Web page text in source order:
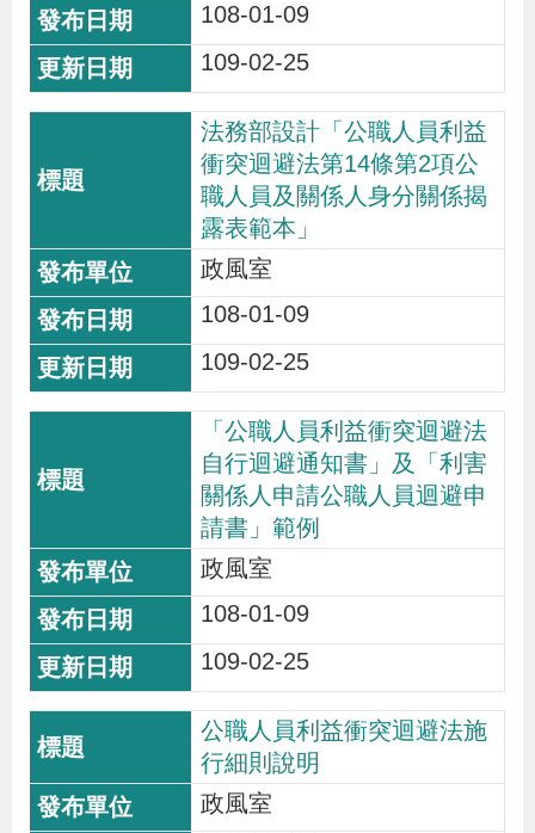
108-01-09
109-02-25
法務部設計「公職人員利益
衝突迴避法第14條第2項公
職人員及關係人身分關係揭
露表範本」
政風室
108-01-09
109-02-25
「公職人員利益衝突迴避法
自行迴避通知書」及「利害
關係人申請公職人員迴避申
請書」範例
政風室
108-01-09
109-02-25
公職人員利益衝突迴避法施
行細則說明
政風室